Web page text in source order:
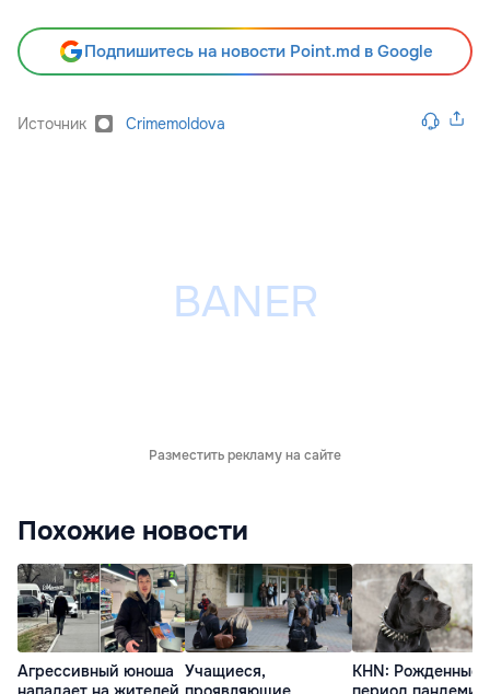
Подпишитесь на новости Point.md в Google
Источник Crimemoldova
Разместить рекламу на сайте
Похожие новости
Агрессивный юноша
Учащиеся,
KHN: Рожденные